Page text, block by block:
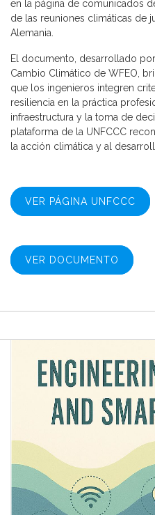
en la página de comunicados
de las reuniones climáticas de
Alemania.
El documento, desarrollado
Cambio Climático de WFEO,
que los ingenieros integren
resiliencia en la práctica
infraestructura y la toma de
plataforma de la UNFCCC
la acción climática y al
VER PÁGINA UNFCCC
VER DOCUMENTO